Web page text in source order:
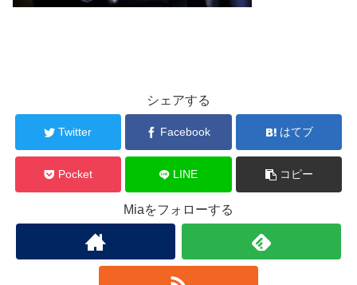
シェアする
Twitter Facebook はてブ
Pocket LINE コピー
Miaをフォローする